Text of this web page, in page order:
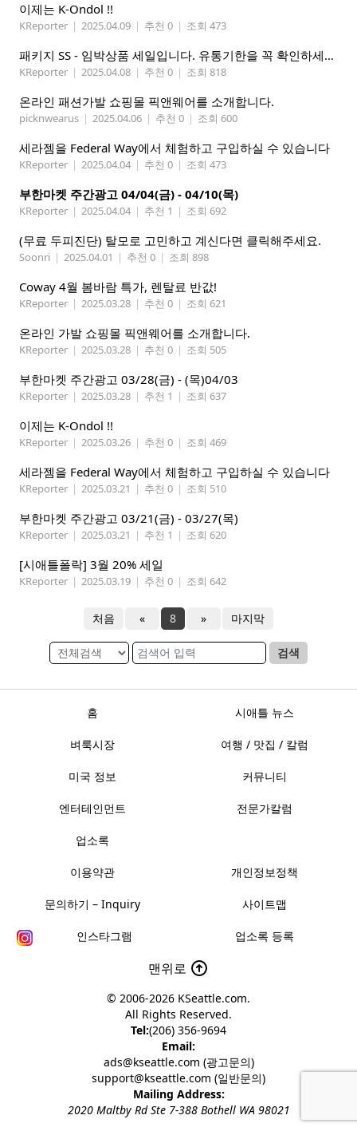
이제는 K-Ondol !!
KReporter | 2025.04.09 | 추천 0 | 조회 473
패키지 SS - 임박상품 세일입니다. 유통기한을 꼭 확인하세요.
KReporter | 2025.04.08 | 추천 0 | 조회 818
온라인 패션가발 쇼핑몰 픽앤웨어를 소개합니다.
picknwearus | 2025.04.06 | 추천 0 | 조회 600
세라젬을 Federal Way에서 체험하고 구입하실 수 있습니다
KReporter | 2025.04.04 | 추천 0 | 조회 473
부한마켓 주간광고 04/04(금) - 04/10(목)
KReporter | 2025.04.04 | 추천 1 | 조회 692
(무료 두피진단) 탈모로 고민하고 계신다면 클릭해주세요.
Soonri | 2025.04.01 | 추천 0 | 조회 898
Coway 4월 봄바람 특가, 렌탈료 반값!
KReporter | 2025.03.28 | 추천 0 | 조회 621
온라인 가발 쇼핑몰 픽앤웨어를 소개합니다.
KReporter | 2025.03.28 | 추천 0 | 조회 505
부한마켓 주간광고 03/28(금) - (목)04/03
KReporter | 2025.03.28 | 추천 1 | 조회 637
이제는 K-Ondol !!
KReporter | 2025.03.26 | 추천 0 | 조회 469
세라젬을 Federal Way에서 체험하고 구입하실 수 있습니다
KReporter | 2025.03.21 | 추천 0 | 조회 510
부한마켓 주간광고 03/21(금) - 03/27(목)
KReporter | 2025.03.21 | 추천 1 | 조회 620
[시애틀폴락] 3월 20% 세일
KReporter | 2025.03.19 | 추천 0 | 조회 642
처음 « 8 » 마지막
검색
홈 시애틀 뉴스
벼룩시장 여행 / 맛집 / 칼럼
미국 정보 커뮤니티
엔터테인먼트 전문가칼럼
업소록
이용약관 개인정보정책
문의하기 – Inquiry 사이트맵
인스타그램 업소록 등록
맨위로
© 2006-2026 KSeattle.com.
All Rights Reserved.
Tel:(206) 356-9694
Email:
ads@kseattle.com (광고문의)
support@kseattle.com (일반문의)
Mailing Address:
2020 Maltby Rd Ste 7-388 Bothell WA 98021